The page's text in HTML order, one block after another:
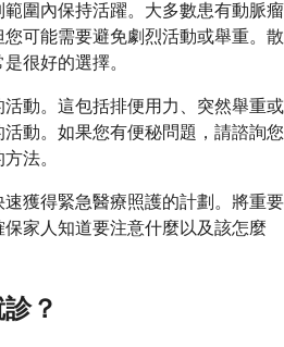
圍內保持活躍。大多數患有動脈瘤
可能需要避免劇烈活動或舉重。散
很好的選擇。
動。這包括排便用力、突然舉重或
動。如果您有便秘問題，請諮詢您
法。
獲得緊急醫療照護的計劃。將重要
家人知道要注意什麼以及該怎麼
？